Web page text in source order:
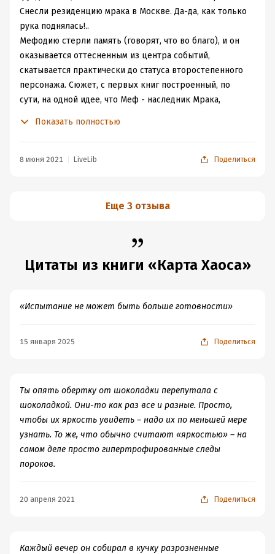
увидим.
Снесли резиденцию мрака в Москве. Да-да, как только
рука поднялась!..
Мефодию стерли память (говорят, что во благо), и он
оказывается оттесненным из центра событий,
скатывается практически до статуса второстепенного
персонажа. Сюжет, с первых книг построенный, по
сути, на одной идее, что Меф - наследник Мрака,
Еще одним интересным моментом стало появление
скептически нахмурилась. Казалось, что дело будет
получился очень колоритный персонаж. Надеюсь, что в
будущем она еще поучаствует в сюжете. А вот что
дальше будет с Ареем, на мрачность и темность
Будем читать дальше.
Показать полностью
8 июня 2021 LiveLib Поделиться
Еще 3 отзыва
Цитаты из книги «Карта Хаоса»
«Испытание не может быть больше готовности»
15 января 2025 Поделиться
Ты опять обертку от шоколадки перепутала с
шоколадкой. Они-то как раз все и разные. Просто,
чтобы их яркость увидеть – надо их по меньшей мере
узнать. То же, что обычно считают «яркостью» – на
самом деле просто гипертрофированные следы
пороков.
20 апреля 2021 Поделиться
Каждый вечер он собирал в кучку разрозненные